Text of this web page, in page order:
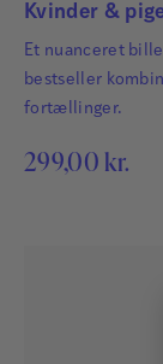
Kvinder &
Et nuanceret
bestseller
fortællinger.
299,00 kr.